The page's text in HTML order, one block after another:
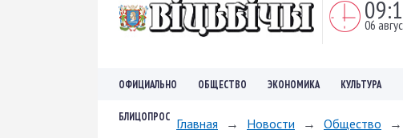
06
ОФИЦИАЛЬНО ОБЩЕСТВО ЭКОНОМИКА КУЛЬТУРА
БЛИЦОПРОС Главная → Новости → Общество →